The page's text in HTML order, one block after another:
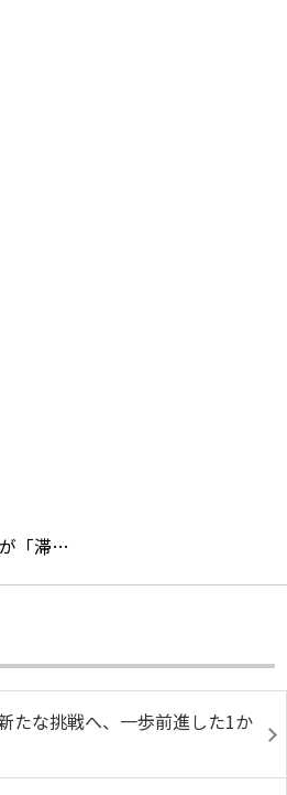
「滞…
たな挑戦へ、一歩前進した1か